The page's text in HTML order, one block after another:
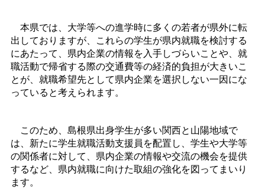
本県では、大学等への進学時に多くの若者が県外に転
出しておりますが、これらの学生が県内就職を検討する
にあたって、県内企業の情報を入手しづらいことや、就
職活動で帰省する際の交通費等の経済的負担が大きいこ
とが、就職希望先として県内企業を選択しない一因にな
っていると考えられます。
このため、島根県出身学生が多い関西と山陽地域で
は、新たに学生就職活動支援員を配置し、学生や大学等
の関係者に対して、県内企業の情報や交流の機会を提供
するなど、県内就職に向けた取組の強化を図ってまいり
ます。